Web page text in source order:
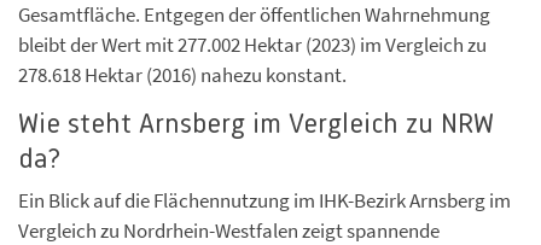
Gesamtfläche. Entgegen der öffentlichen Wahrnehmung
bleibt der Wert mit 277.002 Hektar (2023) im Vergleich zu
278.618 Hektar (2016) nahezu konstant.
Wie steht Arnsberg im Vergleich zu NRW
da?
Ein Blick auf die Flächennutzung im IHK-Bezirk Arnsberg im
Vergleich zu Nordrhein-Westfalen zeigt spannende